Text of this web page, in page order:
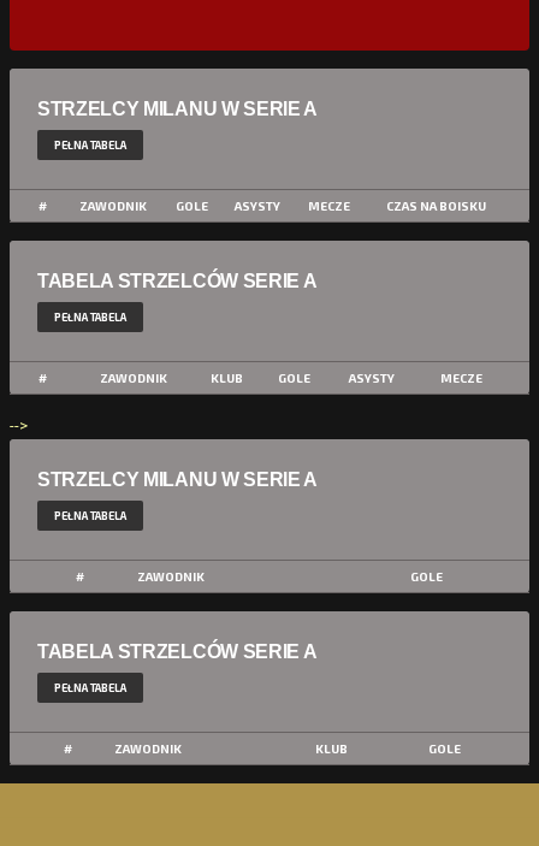
STRZELCY MILANU W SERIE A
PEŁNA TABELA
# ZAWODNIK GOLE ASYSTY MECZE CZAS NA BOISKU
TABELA STRZELCÓW SERIE A
PEŁNA TABELA
# ZAWODNIK KLUB GOLE ASYSTY MECZE
-->
STRZELCY MILANU W SERIE A
PEŁNA TABELA
# ZAWODNIK GOLE
TABELA STRZELCÓW SERIE A
PEŁNA TABELA
# ZAWODNIK KLUB GOLE